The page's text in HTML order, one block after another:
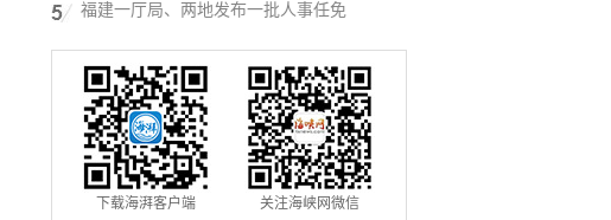
福建一厅局、两地发布一批人事任免
下载海湃客户端 关注海峡网微信